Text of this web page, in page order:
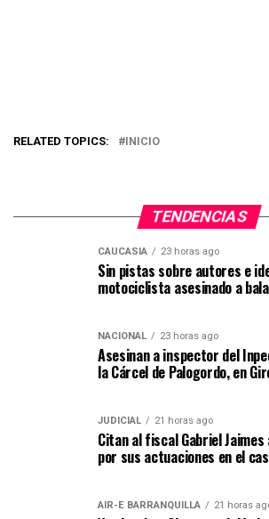
RELATED TOPICS: INICIO
TENDENCIAS
CAUCASIA 23 horas ago
Sin pistas sobre autores e
motociclista asesinado a
NACIONAL 23 horas ago
Asesinan a inspector del
la Cárcel de Palogordo, en
JUDICIAL 21 horas ago
Citan al fiscal Gabriel
por sus actuaciones en el
AIR-E BARRANQUILLA 21 horas